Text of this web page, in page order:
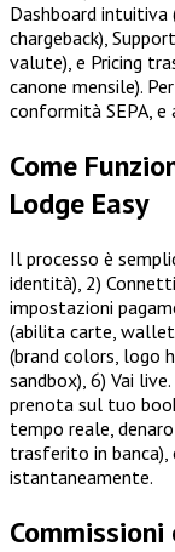
Dashboard intuitiva
chargeback),
valute), e Pricing
canone mensile).
conformità SEPA, e
Come
Lodge Easy
Il processo è
identità), 2)
impostazioni
(abilita carte,
(brand colors, logo
sandbox), 6) Vai
prenota sul tuo
tempo reale,
trasferito in
istantaneamente.